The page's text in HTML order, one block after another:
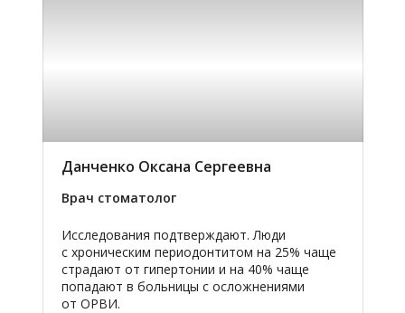
Данченко Оксана Сергеевна
Врач стоматолог
Исследования подтверждают. Люди
с хроническим периодонтитом на 25% чаще
страдают от гипертонии и на 40% чаще
попадают в больницы с осложнениями
от ОРВИ.